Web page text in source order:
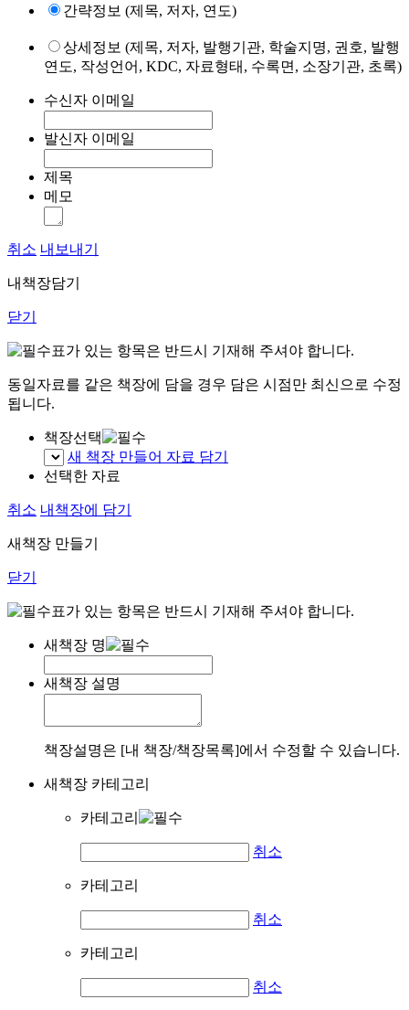
간략정보 (제목, 저자, 연도)
상세정보 (제목, 저자, 발행기관, 학술지명, 권호, 발행
연도, 작성언어, KDC, 자료형태, 수록면, 소장기관, 초록)
수신자 이메일
발신자 이메일
제목
메모
취소 내보내기
내책장담기
닫기
표가 있는 항목은 반드시 기재해 주셔야 합니다.
동일자료를 같은 책장에 담을 경우 담은 시점만 최신으로 수정
됩니다.
책장선택
새 책장 만들어 자료 담기
선택한 자료
취소 내책장에 담기
새책장 만들기
닫기
표가 있는 항목은 반드시 기재해 주셔야 합니다.
새책장 명
새책장 설명
책장설명은 [내 책장/책장목록]에서 수정할 수 있습니다.
새책장 카테고리
카테고리
취소
카테고리
취소
카테고리
취소